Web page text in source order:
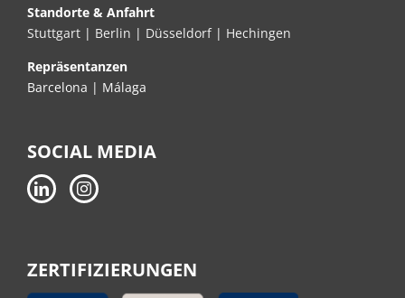
Standorte & Anfahrt
Stuttgart | Berlin | Düsseldorf | Hechingen
Repräsentanzen
Barcelona | Málaga
SOCIAL MEDIA
ZERTIFIZIERUNGEN